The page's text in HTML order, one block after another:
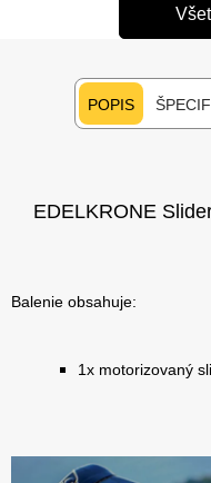
POPIS
EDELKRONE
Balenie obsahuje:
1x motorizovaný